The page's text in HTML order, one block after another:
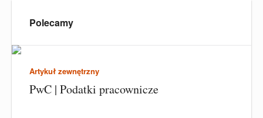
Polecamy
Artykuł zewnętrzny
PwC | Podatki pracownicze